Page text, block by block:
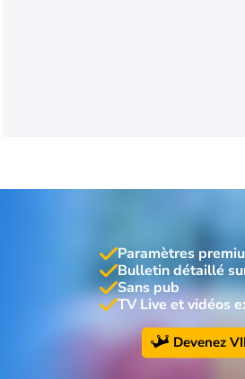
Paramètres
Bulletin détaillé
Sans pub
TV Live et vidéos
Devenez